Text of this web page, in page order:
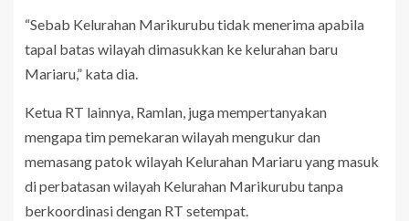
“Sebab Kelurahan Marikurubu tidak menerima apabila
tapal batas wilayah dimasukkan ke kelurahan baru
Mariaru,” kata dia.
Ketua RT lainnya, Ramlan, juga mempertanyakan
mengapa tim pemekaran wilayah mengukur dan
memasang patok wilayah Kelurahan Mariaru yang masuk
di perbatasan wilayah Kelurahan Marikurubu tanpa
berkoordinasi dengan RT setempat.